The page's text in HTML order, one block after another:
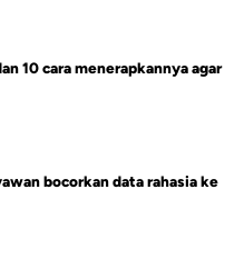
10 cara menerapkannya agar
bocorkan data rahasia ke